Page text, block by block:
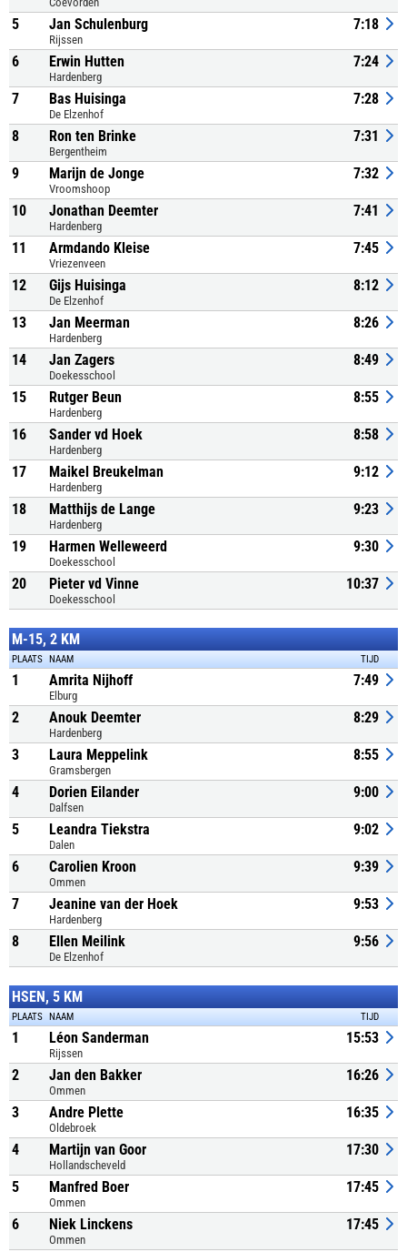
5 Jan Schulenburg
Rijssen
7:18
6 Erwin Hutten
Hardenberg
7:24
7 Bas Huisinga
De Elzenhof
7:28
8 Ron ten Brinke
Bergentheim
7:31
9 Marijn de Jonge
Vroomshoop
7:32
10 Jonathan Deemter
Hardenberg
7:41
11 Armdando Kleise
Vriezenveen
7:45
12 Gijs Huisinga
De Elzenhof
8:12
13 Jan Meerman
Hardenberg
8:26
14 Jan Zagers
Doekesschool
8:49
15 Rutger Beun
Hardenberg
8:55
16 Sander vd Hoek
Hardenberg
8:58
17 Maikel Breukelman
Hardenberg
9:12
18 Matthijs de Lange
Hardenberg
9:23
19 Harmen Welleweerd
Doekesschool
9:30
20 Pieter vd Vinne
Doekesschool
10:37
M-15, 2 KM
PLAATS NAAM TIJD
1 Amrita Nijhoff
Elburg
7:49
2 Anouk Deemter
Hardenberg
8:29
3 Laura Meppelink
Gramsbergen
8:55
4 Dorien Eilander
Dalfsen
9:00
5 Leandra Tiekstra
Dalen
9:02
6 Carolien Kroon
Ommen
9:39
7 Jeanine van der Hoek
Hardenberg
9:53
8 Ellen Meilink
De Elzenhof
9:56
HSEN, 5 KM
PLAATS NAAM TIJD
1 Léon Sanderman
Rijssen
15:53
2 Jan den Bakker
Ommen
16:26
3 Andre Plette
Oldebroek
16:35
4 Martijn van Goor
Hollandscheveld
17:30
5 Manfred Boer
Ommen
17:45
6 Niek Linckens
Ommen
17:45